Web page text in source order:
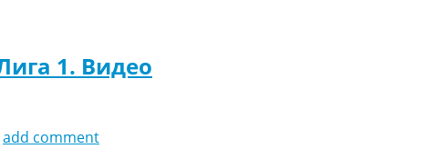
1. Видео
add comment